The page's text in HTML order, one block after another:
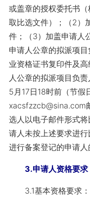
或盖章的授权委托书
取比选文件）；（2）
件；（3）加盖申请人
申请人公章的拟派项
业资格证书复印件及
人公章的拟派项目负
5月17日18时前（节假
xacsfzzcb@sina.com
选人以电子邮件形式
请人未按上述要求进
进行备案登记的申请人
3.申请人资格要求
3.1基本资格要求：